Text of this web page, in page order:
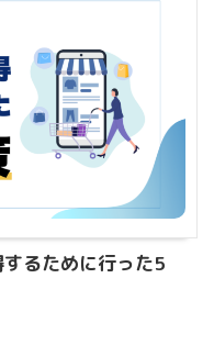
するために行った5